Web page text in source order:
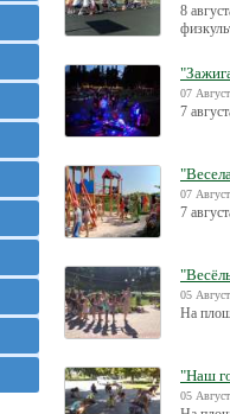
8
07
7
07
7
05
На
"Наш
05